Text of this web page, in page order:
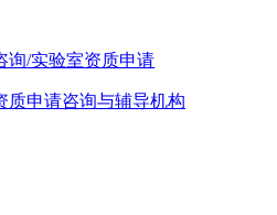
询/实验室资质申请
质申请咨询与辅导机构